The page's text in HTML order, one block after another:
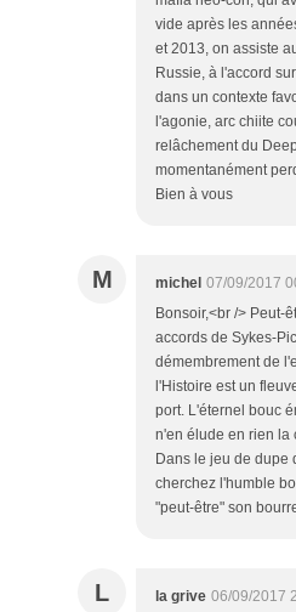
vide après les
et 2013, on assiste
Russie, à l'accord
dans un contexte
l'agonie, arc chiite
relâchement du
momentanément
Bien à vous
M michel 07/09/2017
Bonsoir,<br /> Peut-
accords de Sykes-
démembrement de
l'Histoire est un
port. L'éternel bouc
n'en élude en rien la
Dans le jeu de dupe
cherchez l'humble
"peut-être" son
L la grive 06/09/2017